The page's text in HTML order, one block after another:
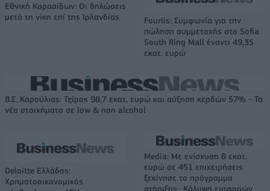
Εθνική Κορασίδων: Οι δηλώσεις
μετά τη νίκη επί της Ιρλανδίας
Fourlis: Συμφωνία για την
πώληση συμμετοχής στο Sofia
South Ring Mall έναντι 49,35
εκατ. ευρώ
Β.Σ. Καρούλιας: Τζίρος 98,7 εκατ. ευρώ και αύξηση κερδών 57% - Τα
νέα στοιχήματα σε low & non alcohol
Deloitte Ελλάδος:
Χρηματοοικονομικός
Media: Με ενίσχυση 8 εκατ.
ευρώ σε 451 επιχειρήσεις
ξεκίνησε το πρόγραμμα
στήριξης- Κάλυψη εισφορών